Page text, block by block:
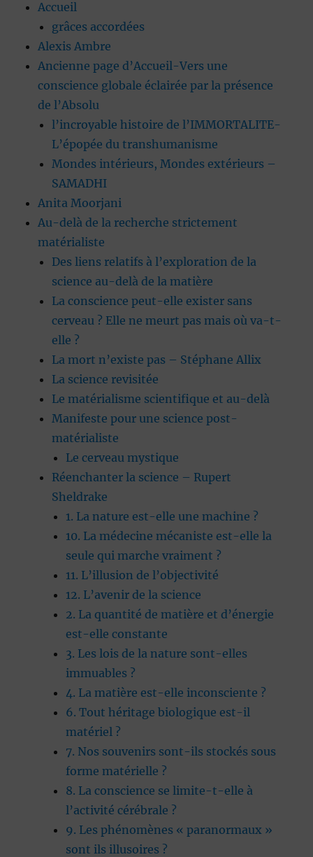
Accueil
grâces accordées
Alexis Ambre
Ancienne page d’Accueil-Vers une
conscience globale éclairée par la présence
de l’Absolu
l’incroyable histoire de l’IMMORTALITE-
L’épopée du transhumanisme
Mondes intérieurs, Mondes extérieurs –
SAMADHI
Anita Moorjani
Au-delà de la recherche strictement
matérialiste
Des liens relatifs à l’exploration de la
science au-delà de la matière
La conscience peut-elle exister sans
cerveau ? Elle ne meurt pas mais où va-t-
elle ?
La mort n’existe pas – Stéphane Allix
La science revisitée
Le matérialisme scientifique et au-delà
Manifeste pour une science post-
matérialiste
Le cerveau mystique
Réenchanter la science – Rupert
Sheldrake
1. La nature est-elle une machine ?
10. La médecine mécaniste est-elle la
seule qui marche vraiment ?
11. L’illusion de l’objectivité
12. L’avenir de la science
2. La quantité de matière et d’énergie
est-elle constante
3. Les lois de la nature sont-elles
immuables ?
4. La matière est-elle inconsciente ?
6. Tout héritage biologique est-il
matériel ?
7. Nos souvenirs sont-ils stockés sous
forme matérielle ?
8. La conscience se limite-t-elle à
l’activité cérébrale ?
9. Les phénomènes « paranormaux »
sont ils illusoires ?